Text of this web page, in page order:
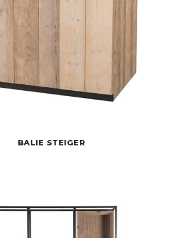
BALIE STEIGER